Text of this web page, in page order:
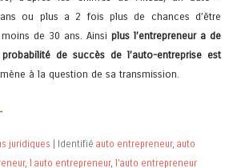
ou plus a 2 fois plus de chances d’être
de 30 ans. Ainsi plus l’entrepreneur a de
de succès de l’auto-entreprise est
à la question de sa transmission.
juridiques | Identifié auto entrepreneur, auto
, l auto entrepreneur, l'auto entrepreneur